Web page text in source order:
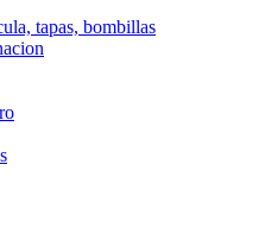
tapas, bombillas